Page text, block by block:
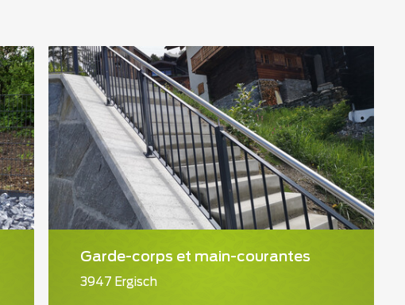
Garde-corps et main-courantes
3947 Ergisch